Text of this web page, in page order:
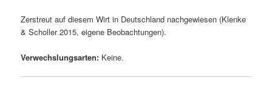
Zerstreut auf diesem Wirt in Deutschland nachgewiesen (Klenke
& Scholler 2015, eigene Beobachtungen).
Verwechslungsarten: Keine.